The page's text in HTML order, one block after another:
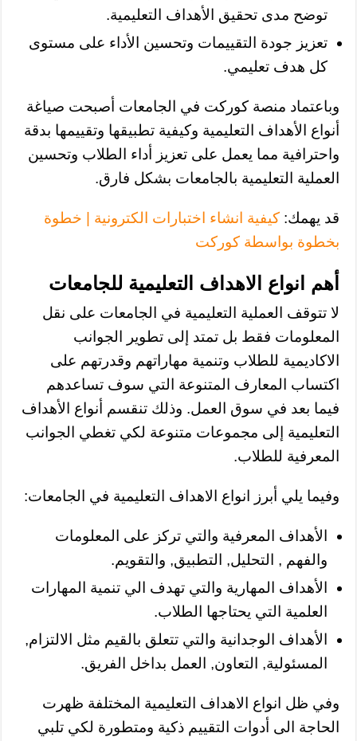
توضح مدى تحقيق الأهداف التعليمية.
تعزيز جودة التقييمات وتحسين الأداء على مستوى
كل هدف تعليمي.
وباعتماد منصة كوركت في الجامعات أصبحت صياغة
أنواع الأهداف التعليمية وكيفية تطبيقها وتقييمها بدقة
واحترافية مما يعمل على تعزيز أداء الطلاب وتحسين
العملية التعليمية بالجامعات بشكل فارق.
قد يهمك:كيفية انشاء اختبارات الكترونية | خطوة
بخطوة بواسطة كوركت
أهم انواع الاهداف التعليمية للجامعات
لا تتوقف العملية التعليمية في الجامعات على نقل
المعلومات فقط بل تمتد إلى تطوير الجوانب
الاكاديمية للطلاب وتنمية مهاراتهم وقدرتهم على
اكتساب المعارف المتنوعة التي سوف تساعدهم
فيما بعد في سوق العمل. وذلك تنقسم أنواع الأهداف
التعليمية إلى مجموعات متنوعة لكي تغطي الجوانب
المعرفية للطلاب.
وفيما يلي أبرز انواع الاهداف التعليمية في الجامعات:
الأهداف المعرفية والتي تركز على المعلومات
والفهم , التحليل, التطبيق, والتقويم.
الأهداف المهارية والتي تهدف الي تنمية المهارات
العلمية التي يحتاجها الطلاب.
الأهداف الوجدانية والتي تتعلق بالقيم مثل الالتزام,
المسئولية, التعاون, العمل بداخل الفريق.
وفي ظل انواع الاهداف التعليمية المختلفة ظهرت
الحاجة الى أدوات التقييم ذكية ومتطورة لكي تلبي